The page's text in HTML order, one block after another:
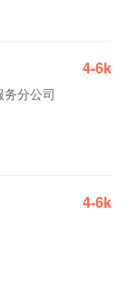
4-6k
分公司
4-6k